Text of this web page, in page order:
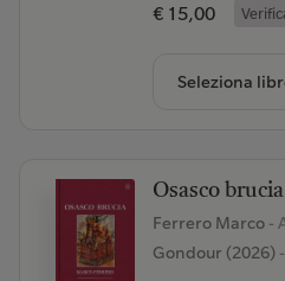
€ 15,00
Seleziona
Osasco
Ferrero Marco -
Gondour (2026)-